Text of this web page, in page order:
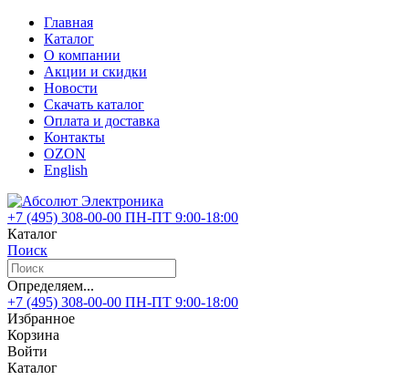
Главная
Каталог
О компании
Акции и скидки
Новости
Скачать каталог
Оплата и доставка
Контакты
OZON
English
+7 (495) 308-00-00 ПН-ПТ 9:00-18:00
Каталог
Поиск
Определяем...
+7 (495) 308-00-00 ПН-ПТ 9:00-18:00
Избранное
Корзина
Войти
Каталог